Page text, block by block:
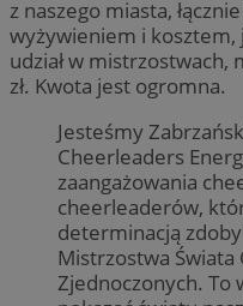
z naszego miasta,
wyżywieniem i kosztem,
udział w mistrzostwach,
zł. Kwota jest ogromna.
Jesteśmy
Cheerleaders
zaangażowania
cheerleaderów,
determinacją
Mistrzostwa Świata
Zjednoczonych. To